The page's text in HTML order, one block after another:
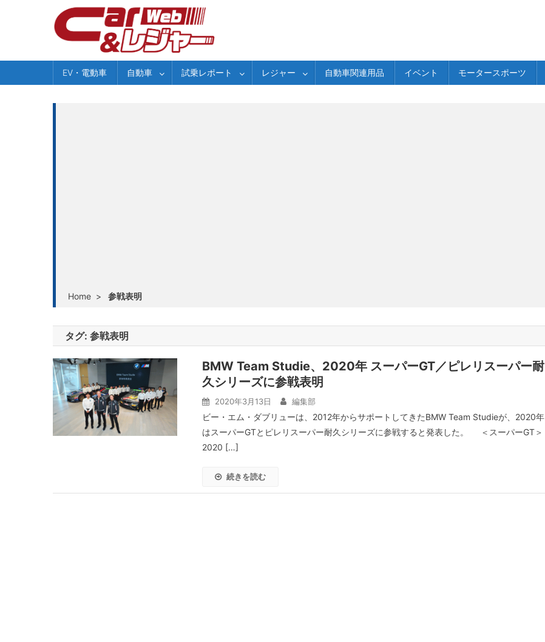
EV・電動車 自動車 試乗レポート レジャー 自動車関連用品 イベント モータースポーツ
Home > 参戦表明
タグ: 参戦表明
BMW Team Studie、2020年 スーパーGT／ピレリスーパー耐
久シリーズに参戦表明
2020年3月13日 編集部
ビー・エム・ダブリューは、2012年からサポートしてきたBMW Team Studieが、2020年
はスーパーGTとピレリスーパー耐久シリーズに参戦すると発表した。 ＜スーパーGT＞
2020 […]
続きを読む